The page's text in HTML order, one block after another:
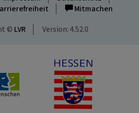
Mitmachen
© LVR Version: 4.52.0